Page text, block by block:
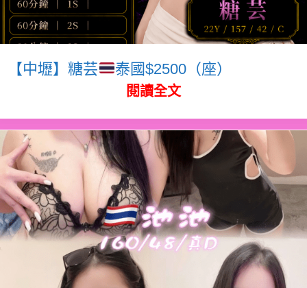
【中壢】糖芸 泰國$2500（座）
閱讀全文